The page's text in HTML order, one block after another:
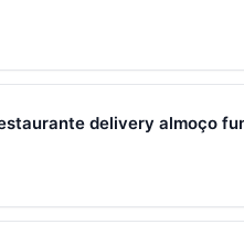
d-0 restaurante delivery
um fluxo único. Em PMEs
pilares que se reforçam.
delivery almoço
Implantar dia das mães 2026